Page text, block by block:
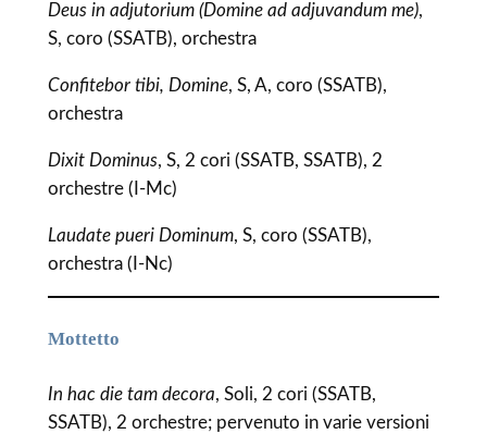
Deus in adjutorium (Domine ad adjuvandum me),
S, coro (SSATB), orchestra
Confitebor tibi, Domine, S, A, coro (SSATB),
orchestra
Dixit Dominus, S, 2 cori (SSATB, SSATB), 2
orchestre (I-Mc)
Laudate pueri Dominum, S, coro (SSATB),
orchestra (I-Nc)
Mottetto
In hac die tam decora, Soli, 2 cori (SSATB,
SSATB), 2 orchestre; pervenuto in varie versioni